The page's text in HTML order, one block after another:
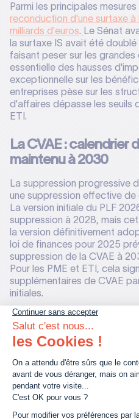
Parmi les principales
reconduction d'une surtaxe
milliards d'euros. Le Sénat
la surtaxe IS avait été
faisant peser sur les
essentielle des hausses
exceptionnelle sur les
entreprises pèse sur les
d'affaires dépasse les seuils
ETI.
La CVAE : calendrier
maintenu à 2030
La suppression progressive
une suppression effective
La version initiale du PLF
suppression à 2028, mais
la version définitivement
loi de finances pour 2025
suppression de la CVAE à
Pour les PME et ETI, cela
supplémentaires de CVAE
initiales.
La fiscalité des
sécurisée
Le régime des
la loi de finances pour 2026.
conditions, lors de la
intercalaires (apports,